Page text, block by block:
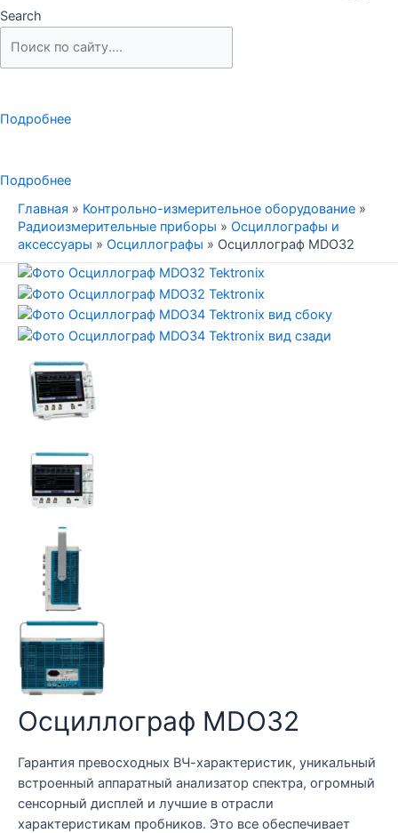
Search
Подробнее
Подробнее
Главная » Контрольно-измерительное оборудование »
Радиоизмерительные приборы » Осциллографы и
аксессуары » Осциллографы » Осциллограф MDO32
Осциллограф MDO32
Гарантия превосходных ВЧ-характеристик, уникальный
встроенный аппаратный анализатор спектра, огромный
сенсорный дисплей и лучшие в отрасли
характеристикам пробников. Это все обеспечивает